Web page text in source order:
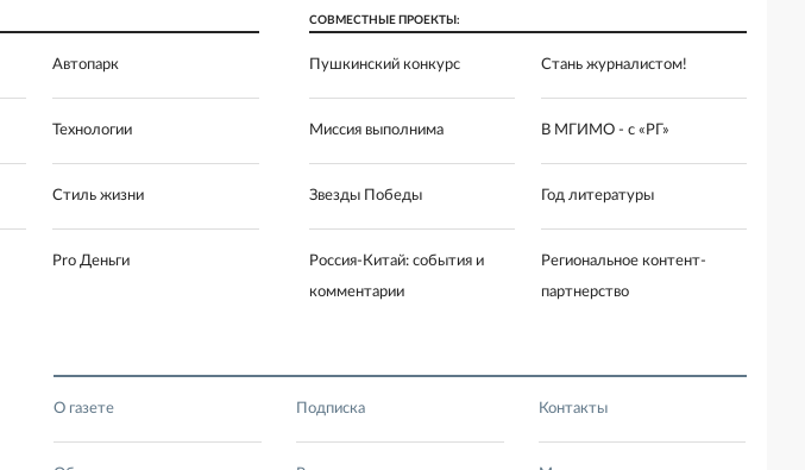
Автопарк
Технологии
Стиль жизни
Pro Деньги
СОВМЕСТНЫЕ ПРОЕКТЫ:
Пушкинский конкурс Стань журналистом!
Миссия выполнима В МГИМО - с «РГ»
Звезды Победы Год литературы
Россия-Китай: события и
комментарии
Региональное контент-
партнерство
О газете Подписка Контакты